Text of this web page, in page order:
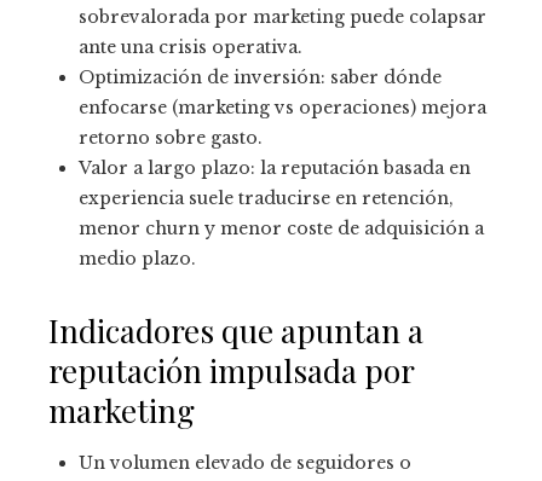
sobrevalorada por marketing puede colapsar
ante una crisis operativa.
Optimización de inversión: saber dónde
enfocarse (marketing vs operaciones) mejora
retorno sobre gasto.
Valor a largo plazo: la reputación basada en
experiencia suele traducirse en retención,
menor churn y menor coste de adquisición a
medio plazo.
Indicadores que apuntan a
reputación impulsada por
marketing
Un volumen elevado de seguidores o